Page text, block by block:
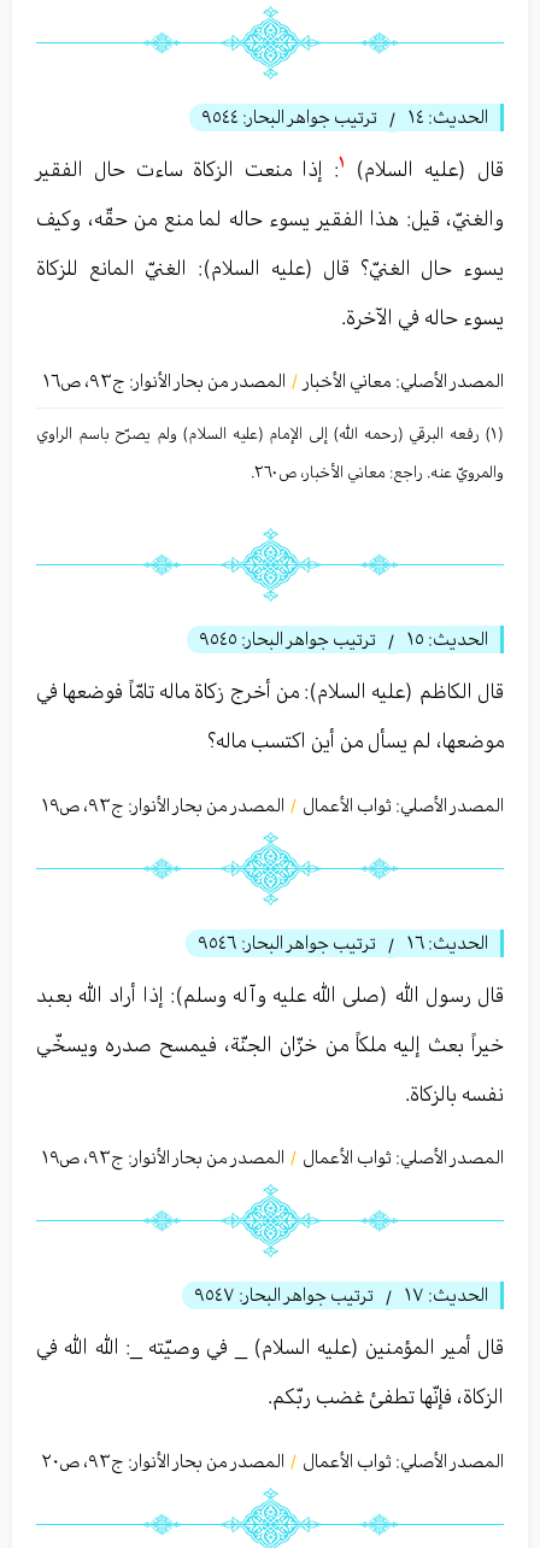
الحديث: ١٤ / ترتيب جواهر البحار: ٩٥٤٤
قال (عليه السلام) ١: إذا منعت الزكاة ساءت حال الفقير
والغنيّ، قیل: هذا الفقير يسوء حاله لما منع من حقّه، وكيف
يسوء حال الغنيّ؟ قال (عليه السلام): الغنيّ المانع للزكاة
يسوء حاله في الآخرة.
المصدر الأصلي: معاني الأخبار / المصدر من بحار الأنوار: ج٩٣، ص١٦
(١) رفعه البرقي (رحمه الله) إلی الإمام (عليه السلام) ولم يصرّح باسم الراوي
والمرويّ عنه. راجع: معاني الأخبار، ص٢٦٠.
الحديث: ١٥ / ترتيب جواهر البحار: ٩٥٤٥
قال الكاظم (عليه السلام): من أخرج زكاة ماله تامّاً فوضعها في
موضعها، لم يسأل من أين اكتسب ماله؟
المصدر الأصلي: ثواب الأعمال / المصدر من بحار الأنوار: ج٩٣، ص١٩
الحديث: ١٦ / ترتيب جواهر البحار: ٩٥٤٦
قال رسول الله (صلى الله عليه وآله وسلم): إذا أراد الله بعبد
خيراً بعث إليه ملكاً من خزّان الجنّة، فيمسح صدره ويسخّي
نفسه بالزكاة.
المصدر الأصلي: ثواب الأعمال / المصدر من بحار الأنوار: ج٩٣، ص١٩
الحديث: ١٧ / ترتيب جواهر البحار: ٩٥٤٧
قال أمير المؤمنين (عليه السلام) _ في وصيّته _: الله الله في
الزكاة، فإنّها تطفئ غضب ربّكم.
المصدر الأصلي: ثواب الأعمال / المصدر من بحار الأنوار: ج٩٣، ص٢٠